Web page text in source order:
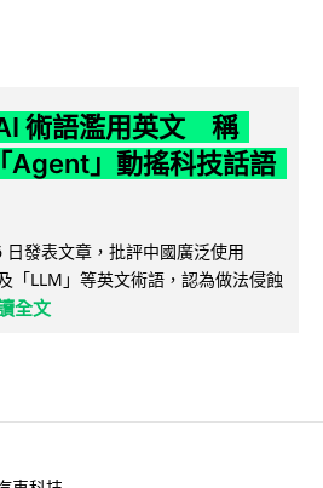
術語濫用英文 稱
Agent」動搖科技話語
發表文章，批評中國廣泛使用
「LLM」等英文術語，認為做法侵蝕
全文